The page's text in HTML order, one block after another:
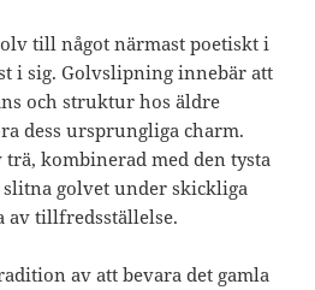
till något närmast poetiskt i
i sig. Golvslipning innebär att
och struktur hos äldre
dess ursprungliga charm.
kombinerad med den tysta
golvet under skickliga
av tillfredsställelse.
av att bevara det gamla